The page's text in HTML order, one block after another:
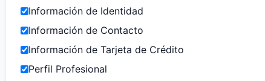
Información de Identidad
Información de Contacto
Información de Tarjeta de Crédito
Perfil Profesional